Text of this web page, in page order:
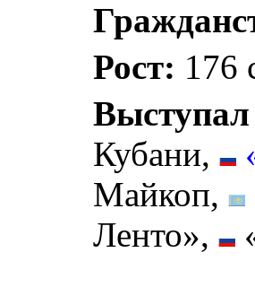
Рост: 176
Кубани,
Майкоп,
Ленто»,